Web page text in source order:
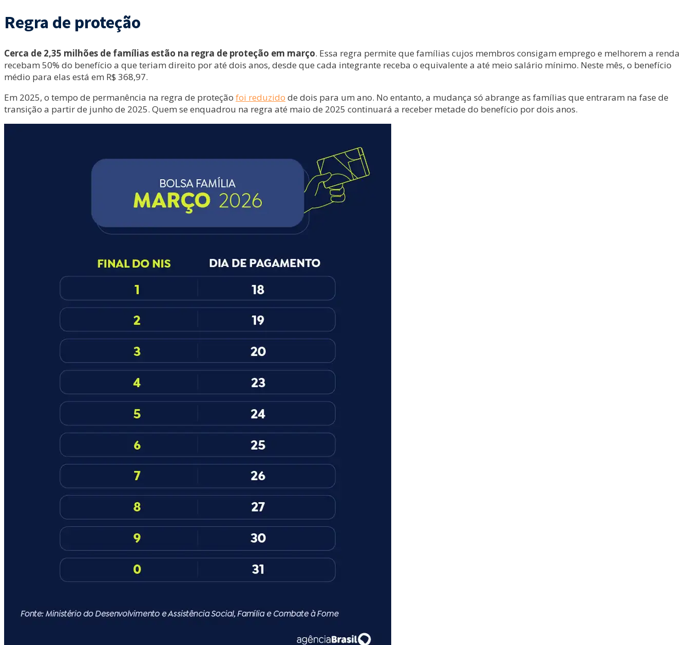
Regra de proteção
Cerca de 2,35 milhões de famílias estão na regra de proteção em março. Essa regra permite que famílias cujos membros consigam emprego e melhorem a renda
recebam 50% do benefício a que teriam direito por até dois anos, desde que cada integrante receba o equivalente a até meio salário mínimo. Neste mês, o benefício
médio para elas está em R$ 368,97.
Em 2025, o tempo de permanência na regra de proteção foi reduzido de dois para um ano. No entanto, a mudança só abrange as famílias que entraram na fase de
transição a partir de junho de 2025. Quem se enquadrou na regra até maio de 2025 continuará a receber metade do benefício por dois anos.